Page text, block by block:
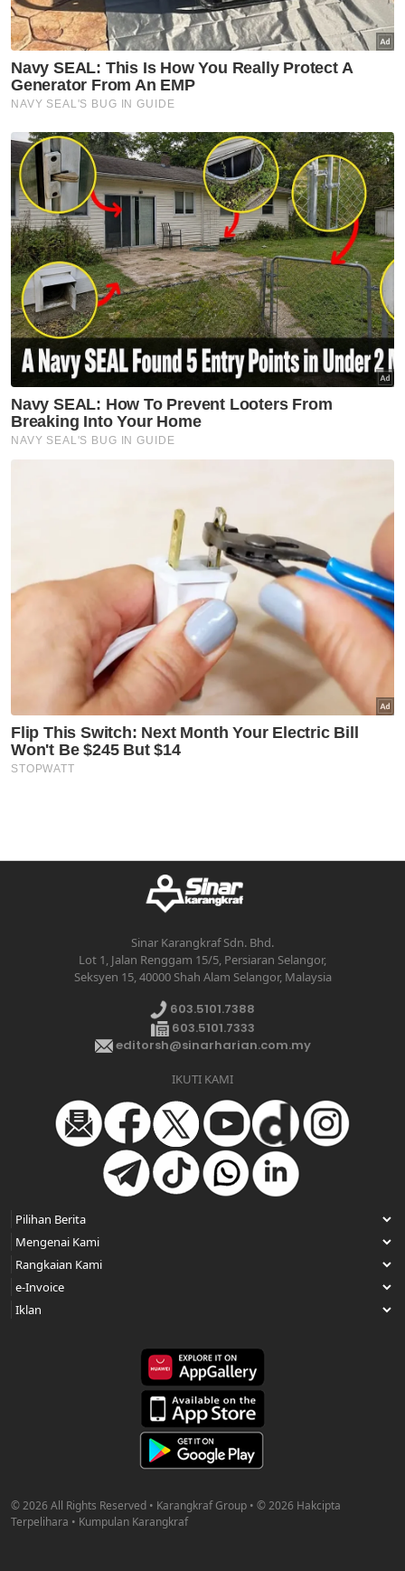
Sinar Karangkraf Sdn. Bhd.
Lot 1, Jalan Renggam 15/5, Persiaran Selangor,
Seksyen 15, 40000 Shah Alam Selangor, Malaysia
603.5101.7388
603.5101.7333
editorsh@sinarharian.com.my
IKUTI KAMI
© 2026 All Rights Reserved • Karangkraf Group • © 2026 Hakcipta
Terpelihara • Kumpulan Karangkraf